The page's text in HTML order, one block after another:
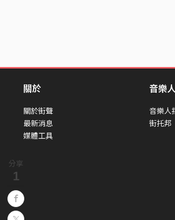
分享
1
關於
關於街聲
最新消息
媒體工具
音樂
音樂人
街托邦